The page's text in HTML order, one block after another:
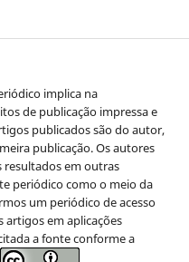
implica na
de publicação impressa e
publicados são do autor,
publicação. Os autores
em outras
periódico como o meio da
um periódico de acesso
em aplicações
a fonte conforme a